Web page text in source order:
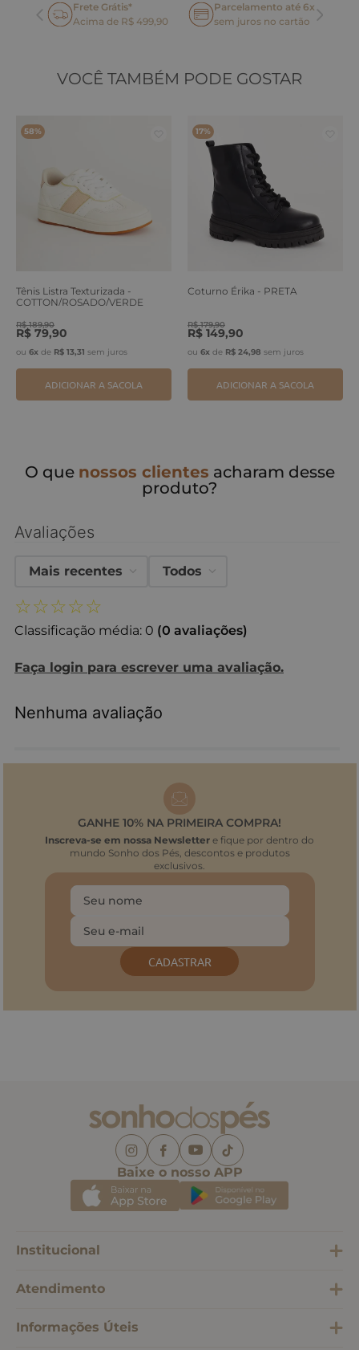
Frete Grátis*
Acima de R$ 499,90
Parcelamento até 6x
sem juros no cartão
VOCÊ TAMBÉM PODE GOSTAR
58%
Tênis Listra Texturizada -
COTTON/ROSADO/VERDE
R$ 189,90
R$ 79,90
ou 6x de R$ 13,31 sem juros
ADICIONAR A SACOLA
17%
Coturno Érika - PRETA
R$ 179,90
R$ 149,90
ou 6x de R$ 24,98 sem juros
ADICIONAR A SACOLA
O que nossos clientes acharam desse
produto?
Avaliações
☆☆☆☆☆
Classificação média: 0 (0 avaliações)
Faça login para escrever uma avaliação.
Mais recentes Todos
Nenhuma avaliação
GANHE 10% NA PRIMEIRA COMPRA!
Inscreva-se em nossa Newsletter e fique por dentro do
mundo Sonho dos Pés, descontos e produtos
exclusivos.
CADASTRAR
Baixe o nosso APP
Institucional
Atendimento
Informações Úteis